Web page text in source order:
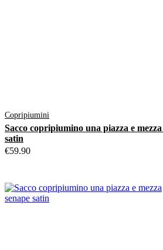
Copripiumini
Sacco copripiumino una piazza e
satin
€59.90